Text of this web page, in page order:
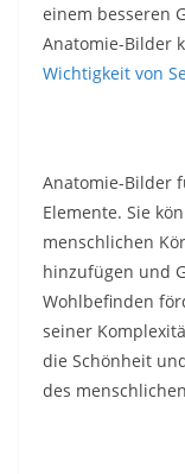
einem besseren
Anatomie-Bilder
Wichtigkeit von
Anatomie-Bilder
Elemente. Sie
menschlichen
hinzufügen und
Wohlbefinden
seiner
die Schönheit
des